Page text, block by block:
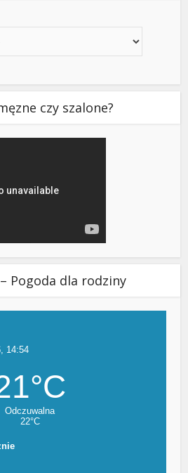
czy szalone?
Pogoda dla rodziny